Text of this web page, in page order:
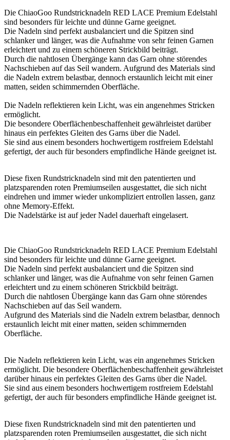
Die ChiaoGoo Rundstricknadeln RED LACE Premium Edelstahl
sind besonders für leichte und dünne Garne geeignet.
Die Nadeln sind perfekt ausbalanciert und die Spitzen sind
schlanker und länger, was die Aufnahme von sehr feinen Garnen
erleichtert und zu einem schöneren Strickbild beiträgt.
Durch die nahtlosen Übergänge kann das Garn ohne störendes
Nachschieben auf das Seil wandern. Aufgrund des Materials sind
die Nadeln extrem belastbar, dennoch erstaunlich leicht mit einer
matten, seiden schimmernden Oberfläche.
Die Nadeln reflektieren kein Licht, was ein angenehmes Stricken
ermöglicht.
Die besondere Oberflächenbeschaffenheit gewährleistet darüber
hinaus ein perfektes Gleiten des Garns über die Nadel.
Sie sind aus einem besonders hochwertigem rostfreiem Edelstahl
gefertigt, der auch für besonders empfindliche Hände geeignet ist.
Diese fixen Rundstricknadeln sind mit den patentierten und
platzsparenden roten Premiumseilen ausgestattet, die sich nicht
eindrehen und immer wieder unkompliziert entrollen lassen, ganz
ohne Memory-Effekt.
Die Nadelstärke ist auf jeder Nadel dauerhaft eingelasert.
Die ChiaoGoo Rundstricknadeln RED LACE Premium Edelstahl
sind besonders für leichte und dünne Garne geeignet.
Die Nadeln sind perfekt ausbalanciert und die Spitzen sind
schlanker und länger, was die Aufnahme von sehr feinen Garnen
erleichtert und zu einem schöneren Strickbild beiträgt.
Durch die nahtlosen Übergänge kann das Garn ohne störendes
Nachschieben auf das Seil wandern.
Aufgrund des Materials sind die Nadeln extrem belastbar, dennoch
erstaunlich leicht mit einer matten, seiden schimmernden
Oberfläche.
Die Nadeln reflektieren kein Licht, was ein angenehmes Stricken
ermöglicht. Die besondere Oberflächenbeschaffenheit gewährleistet
darüber hinaus ein perfektes Gleiten des Garns über die Nadel.
Sie sind aus einem besonders hochwertigem rostfreiem Edelstahl
gefertigt, der auch für besonders empfindliche Hände geeignet ist.
Diese fixen Rundstricknadeln sind mit den patentierten und
platzsparenden roten Premiumseilen ausgestattet, die sich nicht